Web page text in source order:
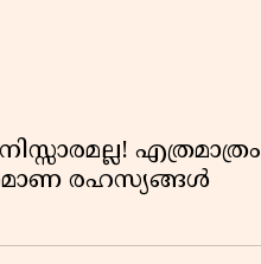
എത്രമാത്രം
രഹസ്യങ്ങൾ